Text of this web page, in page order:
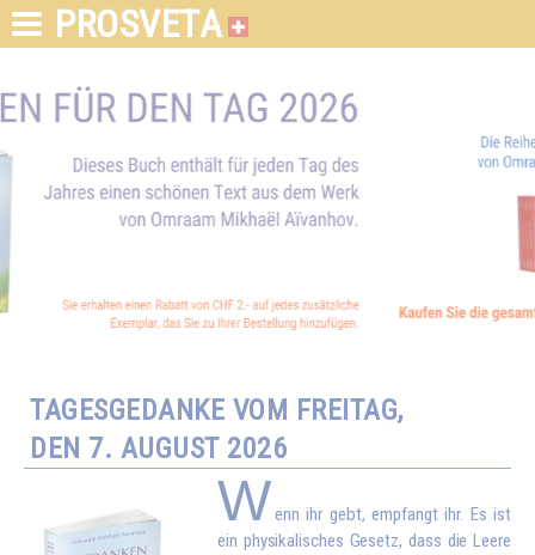
PROSVETA
TAGESGEDANKE VOM FREITAG,
DEN 7. AUGUST 2026
Wenn ihr gebt, empfangt ihr. Es ist
ein physikalisches Gesetz, dass die Leere